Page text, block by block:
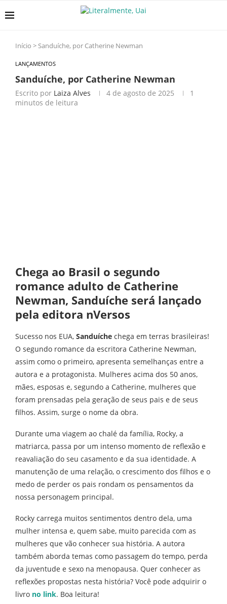
Início >Sanduíche, por Catherine Newman
LANÇAMENTOS
Sanduíche, por Catherine Newman
Escrito por Laiza Alves 4 de agosto de 2025
1
minutos de leitura
Chega ao Brasil o segundo
romance adulto de Catherine
Newman, Sanduíche será lançado
pela editora nVersos
Sucesso nos EUA, Sanduíche chega em terras brasileiras!
O segundo romance da escritora Catherine Newman,
assim como o primeiro, apresenta semelhanças entre a
autora e a protagonista. Mulheres acima dos 50 anos,
mães, esposas e, segundo a Catherine, mulheres que
foram prensadas pela geração de seus pais e de seus
filhos. Assim, surge o nome da obra.
Durante uma viagem ao chalé da família, Rocky, a
matriarca, passa por um intenso momento de reflexão e
reavaliação do seu casamento e da sua identidade. A
manutenção de uma relação, o crescimento dos filhos e o
medo de perder os pais rondam os pensamentos da
nossa personagem principal.
Rocky carrega muitos sentimentos dentro dela, uma
mulher intensa e, quem sabe, muito parecida com as
mulheres que vão conhecer sua história. A autora
também aborda temas como passagem do tempo, perda
da juventude e sexo na menopausa. Quer conhecer as
reflexões propostas nesta história? Você pode adquirir o
livro no link. Boa leitura!